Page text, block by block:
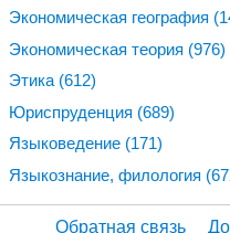
Экономическая география
Экономическая теория (976)
Этика (612)
Юриспруденция (689)
Языковедение (171)
Языкознание, филология
Обратная связь